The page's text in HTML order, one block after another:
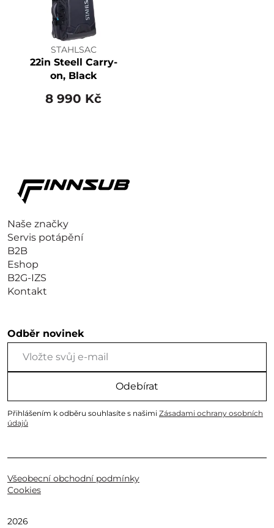
STAHLSAC
22in Steell Carry-
on, Black
8 990 Kč
Naše značky
Servis potápění
B2B
Eshop
B2G-IZS
Kontakt
Odběr novinek
Odebírat
Přihlášením k odběru souhlasíte s našimi Zásadami ochrany osobních
údajů
Všeobecní obchodní podmínky
Cookies
2026